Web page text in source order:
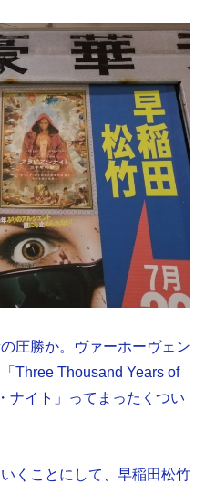
圧勝か。ヴァーホーヴェン
Three Thousand Years of
ナイト」ってまったくつい
くことにして、早稲田松竹